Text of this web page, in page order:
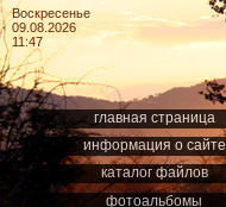
Воскресенье
09.08.2026
11:47
главная страница
информация о сайте
каталог файлов
фотоальбомы